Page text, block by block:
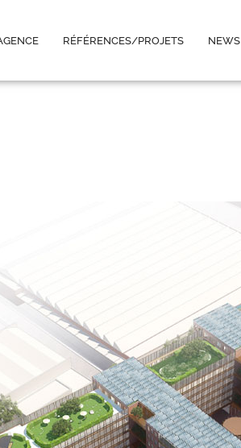
RÉFÉRENCES/PROJETS NEWS